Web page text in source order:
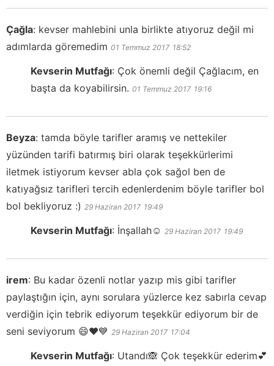
Çağla: kevser mahlebini unla birlikte atıyoruz değil mi
adımlarda göremedim 01 Temmuz 2017 18:52
Kevserin Mutfağı: Çok önemli değil Çağlacım, en
başta da koyabilirsin. 01 Temmuz 2017 19:16
Beyza: tamda böyle tarifler aramış ve nettekiler
yüzünden tarifi batırmış biri olarak teşekkürlerimi
iletmek istiyorum kevser abla çok sağol ben de
katıyağsız tarifleri tercih edenlerdenim böyle tarifler bol
bol bekliyoruz :) 29 Haziran 2017 19:49
Kevserin Mutfağı: İnşallah☺️ 29 Haziran 2017 19:49
irem: Bu kadar özenli notlar yazıp mis gibi tarifler
paylaştığın için, aynı sorulara yüzlerce kez sabırla cevap
verdiğin için tebrik ediyorum teşekkür ediyorum bir de
seni seviyorum 😄❤️💙 29 Haziran 2017 17:04
Kevserin Mutfağı: Utandı🙈 Çok teşekkür ederim💕